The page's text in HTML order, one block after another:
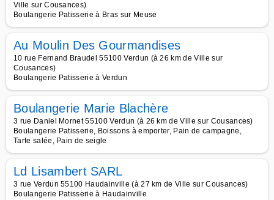
Ville sur Cousances)
Boulangerie Patisserie à Bras sur Meuse
Au Moulin Des Gourmandises
10 rue Fernand Braudel 55100 Verdun (à 26 km de Ville sur
Cousances)
Boulangerie Patisserie à Verdun
Boulangerie Marie Blachère
3 rue Daniel Mornet 55100 Verdun (à 26 km de Ville sur Cousances)
Boulangerie Patisserie, Boissons à emporter, Pain de campagne,
Tarte salée, Pain de seigle
Ld Lisambert SARL
3 rue Verdun 55100 Haudainville (à 27 km de Ville sur Cousances)
Boulangerie Patisserie à Haudainville